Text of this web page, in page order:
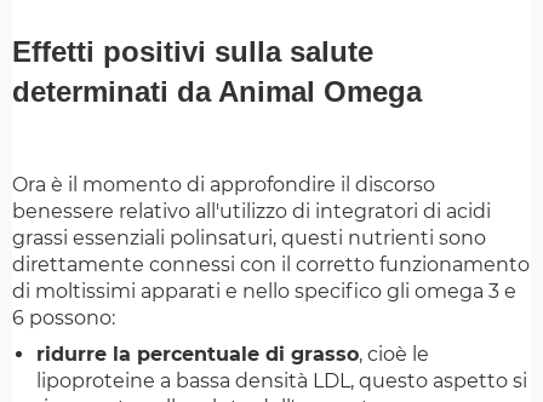
Effetti positivi sulla salute
determinati da Animal Omega
Ora è il momento di approfondire il discorso
benessere relativo all'utilizzo di integratori di acidi
grassi essenziali polinsaturi, questi nutrienti sono
direttamente connessi con il corretto funzionamento
di moltissimi apparati e nello specifico gli omega 3 e
6 possono:
ridurre la percentuale di grasso, cioè le
lipoproteine a bassa densità LDL, questo aspetto si